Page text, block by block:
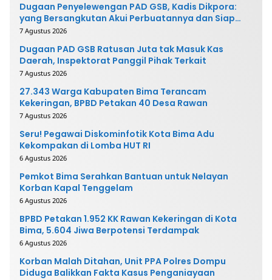
Dugaan Penyelewengan PAD GSB, Kadis Dikpora:
yang Bersangkutan Akui Perbuatannya dan Siap
Mengembalikan Uang
7 Agustus 2026
Dugaan PAD GSB Ratusan Juta tak Masuk Kas
Daerah, Inspektorat Panggil Pihak Terkait
7 Agustus 2026
27.343 Warga Kabupaten Bima Terancam
Kekeringan, BPBD Petakan 40 Desa Rawan
7 Agustus 2026
Seru! Pegawai Diskominfotik Kota Bima Adu
Kekompakan di Lomba HUT RI
6 Agustus 2026
Pemkot Bima Serahkan Bantuan untuk Nelayan
Korban Kapal Tenggelam
6 Agustus 2026
BPBD Petakan 1.952 KK Rawan Kekeringan di Kota
Bima, 5.604 Jiwa Berpotensi Terdampak
6 Agustus 2026
Korban Malah Ditahan, Unit PPA Polres Dompu
Diduga Balikkan Fakta Kasus Penganiayaan